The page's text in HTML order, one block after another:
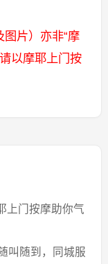
片）亦非“摩
以摩耶上门按
上门按摩助你气
叫随到，同城服